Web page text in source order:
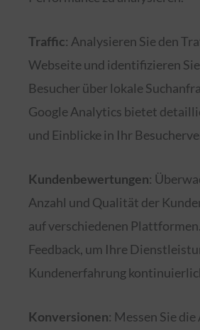
Traffic: Analysieren Sie den
Webseite und identifizieren
Besucher über lokale
Google Analytics bietet
und Einblicke in Ihr
Kundenbewertungen:
Anzahl und Qualität der
auf verschiedenen
Feedback, um Ihre
Kundenerfahrung
Konversionen: Messen Sie